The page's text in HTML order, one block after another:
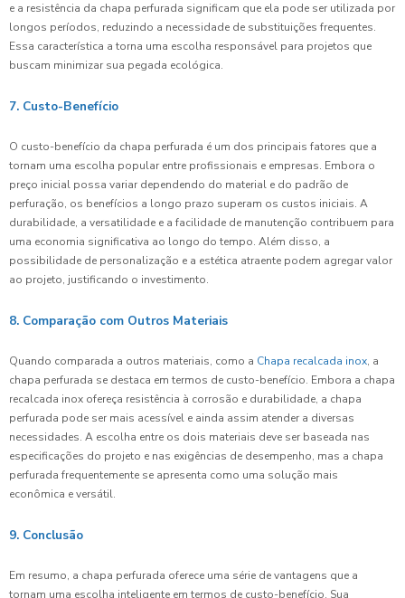
e a resistência da chapa perfurada significam que ela pode ser utilizada por
longos períodos, reduzindo a necessidade de substituições frequentes.
Essa característica a torna uma escolha responsável para projetos que
buscam minimizar sua pegada ecológica.
7. Custo-Benefício
O custo-benefício da chapa perfurada é um dos principais fatores que a
tornam uma escolha popular entre profissionais e empresas. Embora o
preço inicial possa variar dependendo do material e do padrão de
perfuração, os benefícios a longo prazo superam os custos iniciais. A
durabilidade, a versatilidade e a facilidade de manutenção contribuem para
uma economia significativa ao longo do tempo. Além disso, a
possibilidade de personalização e a estética atraente podem agregar valor
ao projeto, justificando o investimento.
8. Comparação com Outros Materiais
Quando comparada a outros materiais, como a Chapa recalcada inox, a
chapa perfurada se destaca em termos de custo-benefício. Embora a chapa
recalcada inox ofereça resistência à corrosão e durabilidade, a chapa
perfurada pode ser mais acessível e ainda assim atender a diversas
necessidades. A escolha entre os dois materiais deve ser baseada nas
especificações do projeto e nas exigências de desempenho, mas a chapa
perfurada frequentemente se apresenta como uma solução mais
econômica e versátil.
9. Conclusão
Em resumo, a chapa perfurada oferece uma série de vantagens que a
tornam uma escolha inteligente em termos de custo-benefício. Sua